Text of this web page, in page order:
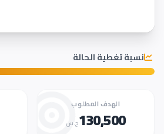
نسبة تغطية الحالة
الهدف المطلوب
130,500ج.س